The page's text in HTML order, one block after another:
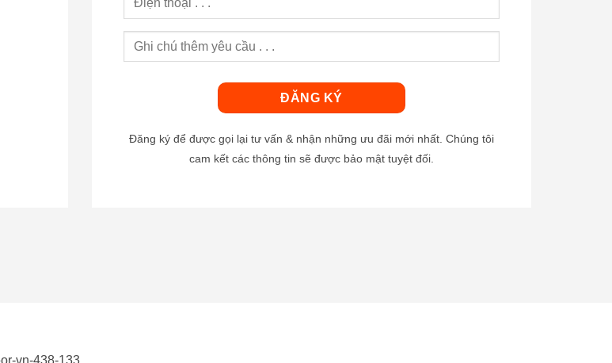
Đăng ký để được gọi lại tư vấn & nhận những ưu đãi mới nhất. Chúng tôi
cam kết các thông tin sẽ được bảo mật tuyệt đối.